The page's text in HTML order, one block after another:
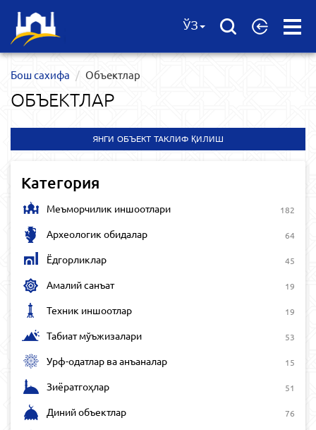
Open
ЎЗ
Бош сахифа Объектлар
ОБЪЕКТЛАР
ЯНГИ ОБЪЕКТ ТАКЛИФ ҚИЛИШ
Категория
Меъморчилик иншоотлари 182
Археологик обидалар 64
Ёдгорликлар 45
Амалий санъат 19
Техник иншоотлар 19
Табиат мўъжизалари 53
Урф-одатлар ва анъаналар 15
Зиёратгоҳлар 51
Диний объектлар 76